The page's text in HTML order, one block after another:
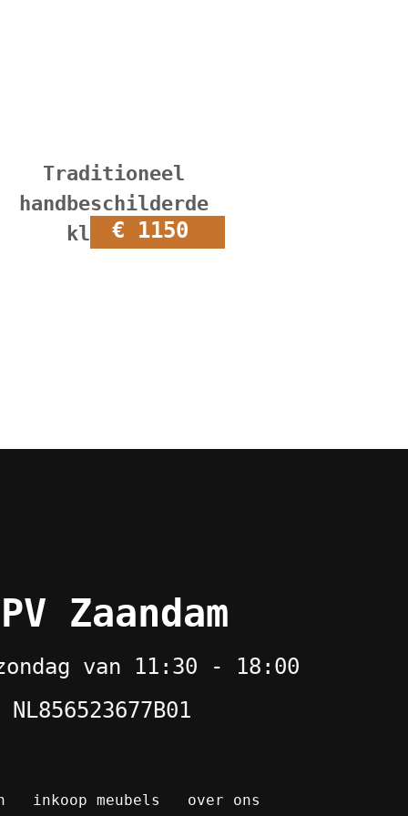
Traditioneel
handbeschilderde
klepbank
€ 1150
Zaandam
van 11:30 - 18:00
inkoop meubels over ons